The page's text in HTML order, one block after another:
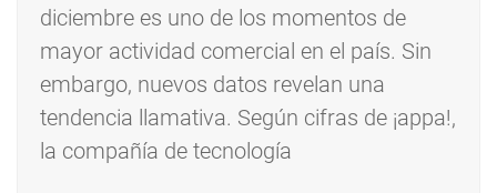
diciembre es uno de los momentos de
mayor actividad comercial en el país. Sin
embargo, nuevos datos revelan una
tendencia llamativa. Según cifras de ¡appa!,
la compañía de tecnología